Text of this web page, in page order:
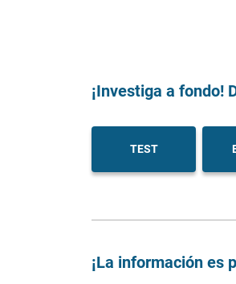
¡Investiga a fondo!
TEST
¡La información es